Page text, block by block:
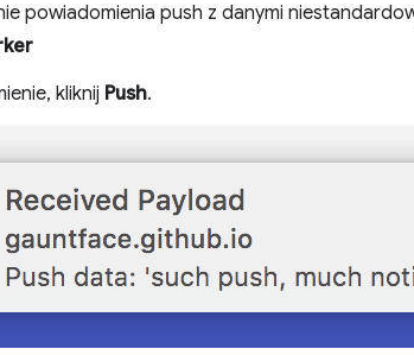
powiadomienia push z danymi
kliknij Push.